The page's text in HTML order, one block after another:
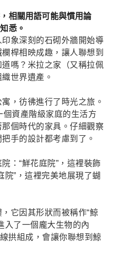
相關用語可能與慣用論
悉。
象深刻的石砌外牆開始導
桿相映成趣，讓人聯想到
嗎？米拉之家（又稱拉佩
世界遺產。
，彷彿進行了時光之旅。
資產階級家庭的生活方
個時代的家具。仔細觀察
手的設計都考慮到了。
：“鮮花庭院”，這裡裝飾
院”，這裡完美地展現了蝴
它因其形狀而被稱作“鯨
入了一個龐大生物的內
拱組成，會讓你聯想到鯨